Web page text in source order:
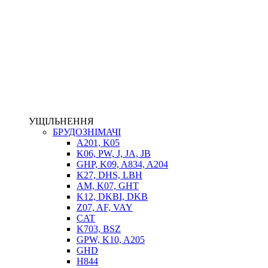
ВТУЛКИ
УЩІЛЬНЕННЯ
БРУДОЗНІМАЧІ
A201, K05
K06, PW, J, JA, JB
GHP, K09, A834, A204
K27, DHS, LBH
AM, K07, GHT
K12, DKBI, DKB
Z07, AF, VAY
CAT
K703, BSZ
GPW, K10, A205
GHD
H844